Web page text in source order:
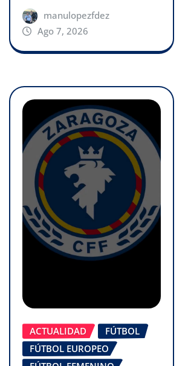
manulopezfdez
Ago 7, 2026
ACTUALIDAD
FÚTBOL
FÚTBOL EUROPEO